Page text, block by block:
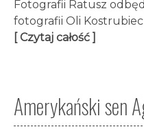
Fotografii Ratusz
fotografii Oli Kostrubiec
[ Czytaj całość ]
Amerykański sen